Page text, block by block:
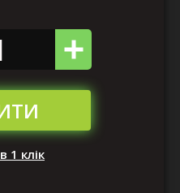
1 клік